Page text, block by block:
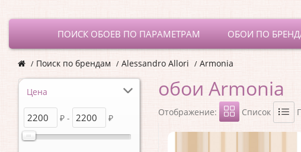
ПОИСК ОБОЕВ ПО ПАРАМЕТРАМ ОБОИ ПО
Поиск по брендам Alessandro Allori Armonia
Цена
₽ - ₽
обои Armonia
Отображение: Список